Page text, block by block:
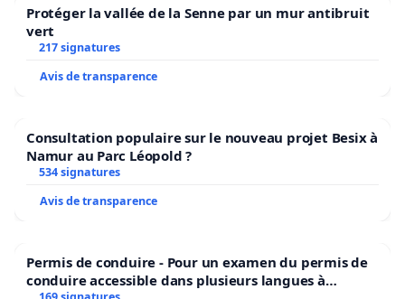
Protéger la vallée de la Senne par un mur antibruit
vert
217 signatures
Avis de transparence
Consultation populaire sur le nouveau projet Besix à
Namur au Parc Léopold ?
534 signatures
Avis de transparence
Permis de conduire - Pour un examen du permis de
conduire accessible dans plusieurs langues à